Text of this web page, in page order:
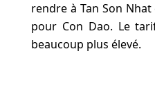
rendre à Tan Son
pour Con Dao. Le
beaucoup plus élevé.